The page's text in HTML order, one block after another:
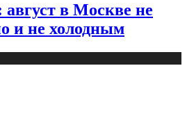
в Москве не
и не холодным